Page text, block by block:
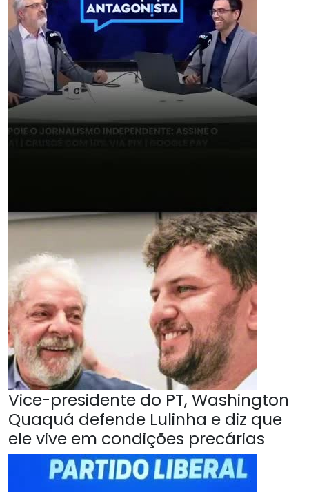
Vice-presidente do PT, Washington
Quaquá defende Lulinha e diz que
ele vive em condições precárias